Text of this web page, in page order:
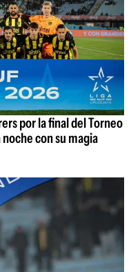
por la final del Torneo
con su magia